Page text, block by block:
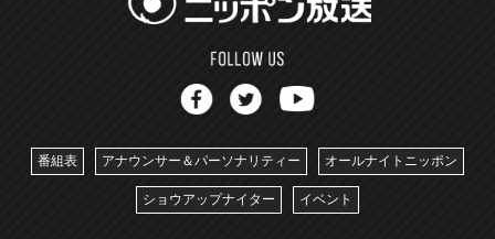
番組表 アナウンサー＆パーソナリティー オールナイトニッポン
ショウアップナイター イベント